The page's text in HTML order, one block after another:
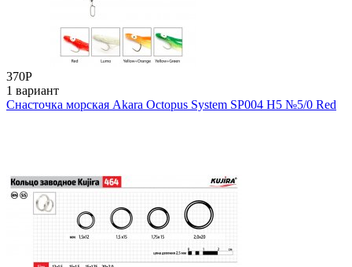
370Р
1 вариант
Снасточка морская Akara Octopus System SP004 H5 №5/0 Red